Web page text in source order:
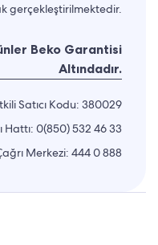
gerçekleştirilmektedir.
Beko Garantisi
Altındadır.
Satıcı Kodu: 380029
Hattı: 0(850) 532 46 33
Merkezi: 444 0 888